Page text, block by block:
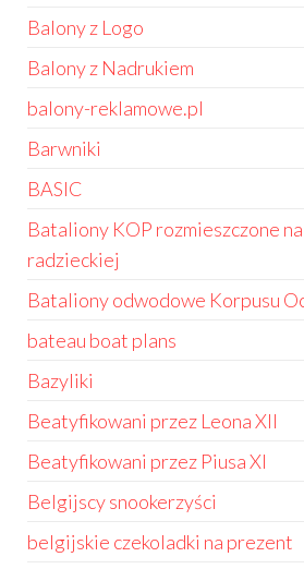
Balony z Logo
Balony z Nadrukiem
balony-reklamowe.pl
Barwniki
BASIC
Bataliony KOP rozmieszczone
radzieckiej
Bataliony odwodowe Korpusu
bateau boat plans
Bazyliki
Beatyfikowani przez Leona XII
Beatyfikowani przez Piusa XI
Belgijscy snookerzyści
belgijskie czekoladki na prezent